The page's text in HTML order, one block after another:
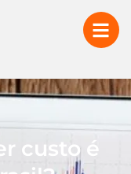
custo é